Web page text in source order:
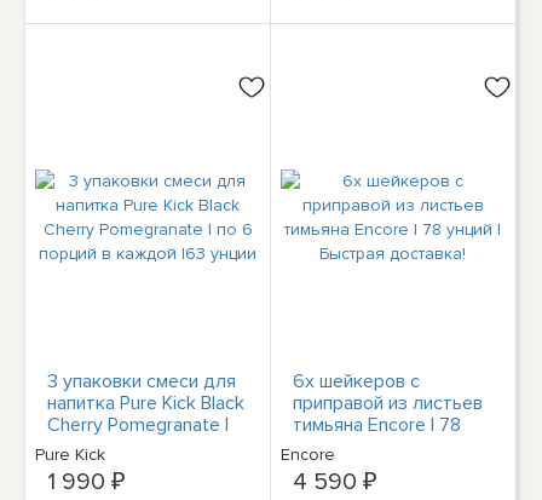
3 упаковки смеси для
напитка Pure Kick Black
Cherry Pomegranate |
по 6 порций в каждой
|63 унции
Pure Kick
1 990 ₽
6x шейкеров с
приправой из листьев
тимьяна Encore | 78
унций | Быстрая
доставка!
Encore
4 590 ₽